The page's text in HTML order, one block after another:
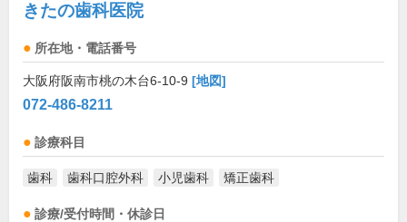
きたの歯科医院
所在地・電話番号
大阪府阪南市桃の木台6-10-9 [地図]
072-486-8211
診療科目
歯科 歯科口腔外科 小児歯科 矯正歯科
診療/受付時間・休診日